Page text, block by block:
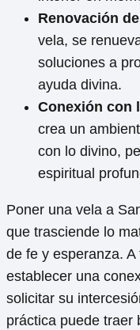
Renovación
vela, se
soluciones a
ayuda divina.
Conexión con
crea un
con lo divino,
espiritual
Poner una vela a
que trasciende lo
de fe y esperanza.
establecer una
solicitar su
práctica puede traer